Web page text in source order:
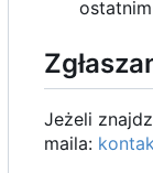
Jeżeli
maila: